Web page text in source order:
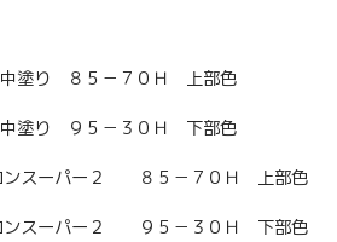
塗り ８５－７０Ｈ 上部色
９５－３０Ｈ 下部色
ンスーパー２ ８５－７０Ｈ 上部色
パー２ ９５－３０Ｈ 下部色